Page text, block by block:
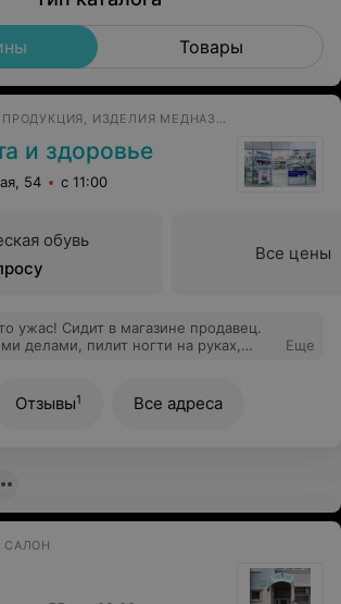
Товары
ОРТОПЕДИЧЕСКАЯ ПРОДУКЦИЯ, ИЗДЕЛИЯ МЕДНАЗНАЧЕНИЯ, БЕЛЬЕ ДЛЯ БЕРЕМЕННЫХ
и здоровье
54 с 11:00
обувь
Все цены
ужас! Сидит в магазине продавец.
делами, пилит ногти на руках,
заявила, что вы попали не туда и
А где, простите, человеческое
туда заходят редко, наверное
на хамство.
Еще
Отзывы1 Все адреса
САЛОН